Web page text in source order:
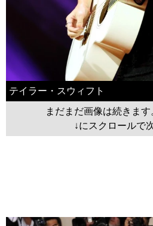
テイラー・スウィフト
まだまだ画像は続きます
↓にスクロールで